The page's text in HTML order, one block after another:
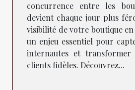
concurrence entre les
devient chaque jour plus
visibilité de votre boutique
un enjeu essentiel pour
internautes et
clients fidèles. Découvrez...